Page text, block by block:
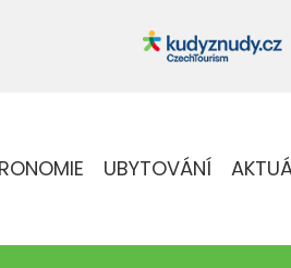
UBYTOVÁNÍ